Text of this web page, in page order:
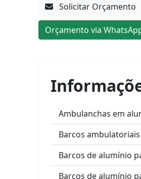
Solicitar Orçamento
Orçamento via
Ambulanchas em
Barcos
Barcos de alumínio
Barcos de alumínio